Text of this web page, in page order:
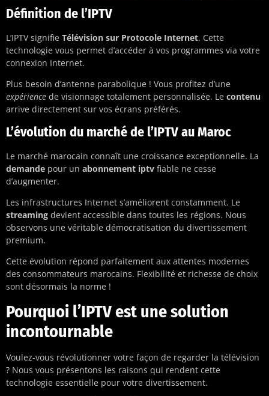
Définition de l’IPTV
L’IPTV signifie Télévision sur Protocole Internet. Cette
technologie vous permet d’accéder à vos programmes via votre
connexion Internet.
Plus besoin d’antenne parabolique ! Vous profitez d’une
expérience de visionnage totalement personnalisée. Le contenu
arrive directement sur vos écrans préférés.
L’évolution du marché de l’IPTV au Maroc
Le marché marocain connaît une croissance exceptionnelle. La
demande pour un abonnement iptv fiable ne cesse
d’augmenter.
Les infrastructures Internet s’améliorent constamment. Le
streaming devient accessible dans toutes les régions. Nous
observons une véritable démocratisation du divertissement
premium.
Cette évolution répond parfaitement aux attentes modernes
des consommateurs marocains. Flexibilité et richesse de choix
sont désormais la norme !
Pourquoi l’IPTV est une solution
incontournable
Voulez-vous révolutionner votre façon de regarder la télévision
? Nous vous présentons les raisons qui rendent cette
technologie essentielle pour votre divertissement.